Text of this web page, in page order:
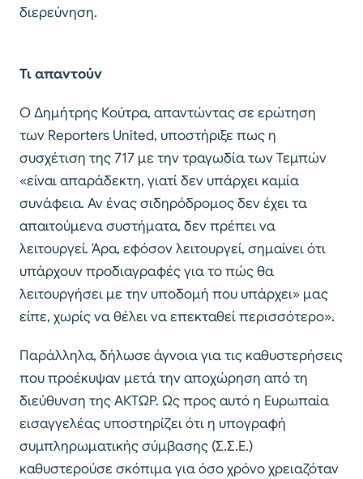
διερεύνηση.
Τι απαντούν
Ο Δημήτρης Κούτρα, απαντώντας σε ερώτηση
των Reporters United, υποστήριξε πως η
συσχέτιση της 717 με την τραγωδία των Τεμπών
«είναι απαράδεκτη, γιατί δεν υπάρχει καμία
συνάφεια. Αν ένας σιδηρόδρομος δεν έχει τα
απαιτούμενα συστήματα, δεν πρέπει να
λειτουργεί. Άρα, εφόσον λειτουργεί, σημαίνει ότι
υπάρχουν προδιαγραφές για το πώς θα
λειτουργήσει με την υποδομή που υπάρχει» μας
είπε, χωρίς να θέλει να επεκταθεί περισσότερο».
Παράλληλα, δήλωσε άγνοια για τις καθυστερήσεις
που προέκυψαν μετά την αποχώρηση από τη
διεύθυνση της ΑΚΤΩΡ. Ως προς αυτό η Ευρωπαία
εισαγγελέας υποστηρίζει ότι η υπογραφή
συμπληρωματικής σύμβασης (Σ.Σ.Ε.)
καθυστερούσε σκόπιμα για όσο χρόνο χρειαζόταν